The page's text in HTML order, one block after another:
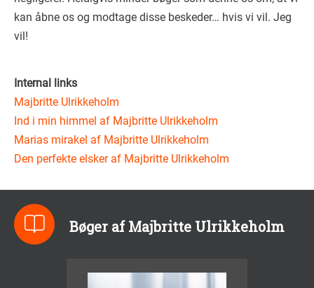
kan åbne os og modtage disse beskeder… hvis vi vil. Jeg
vil!
Internal links
Majbritte Ulrikkeholm
Ind i min himmel af Majbritte Ulrikkeholm
Marias mirakel af Majbritte Ulrikkeholm
Den perfekte elsker af Majbritte Ulrikkeholm
Bøger af Majbritte Ulrikkeholm